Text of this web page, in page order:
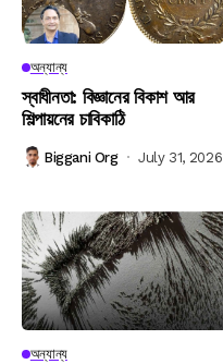
অন্যান্য
স্বাধীনতা: বিজ্ঞানের বিকাশ আর
শিল্পায়নের চাবিকাঠি
Biggani Org July 31, 2026
অন্যান্য